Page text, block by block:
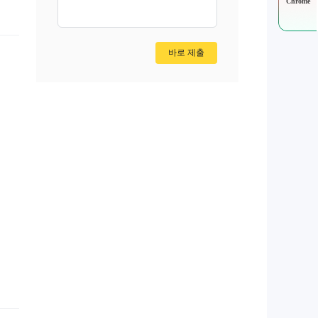
바로 제출